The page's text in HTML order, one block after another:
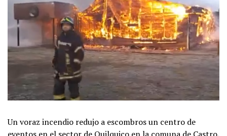
Un voraz incendio redujo a escombros un centro de